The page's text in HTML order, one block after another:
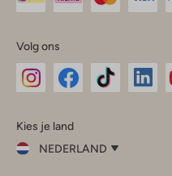
Volg ons
InstagramFacebook
Kies je land
NEDERLAND